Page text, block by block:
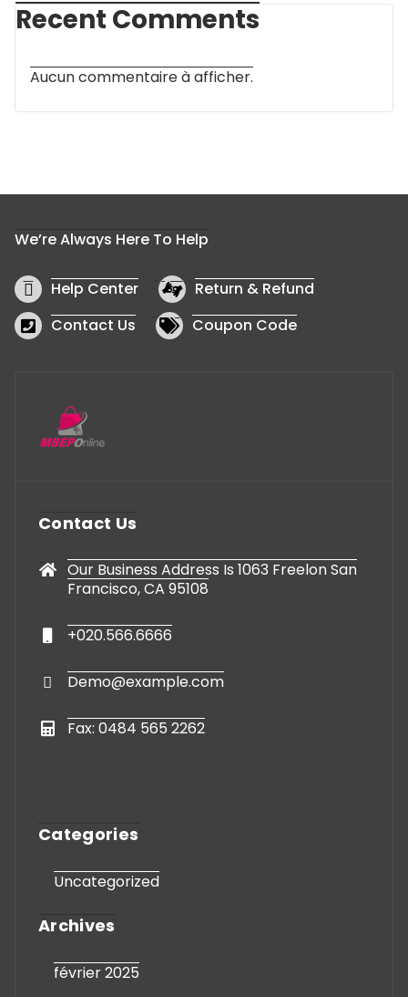
Recent Comments
Aucun commentaire à afficher.
We’re Always Here To Help
Help Center
Return & Refund
Contact Us
Coupon Code
Contact Us
Our Business Address Is 1063 Freelon San
Francisco, CA 95108
+020.566.6666
Demo@example.com
Fax: 0484 565 2262
Categories
Uncategorized
Archives
février 2025